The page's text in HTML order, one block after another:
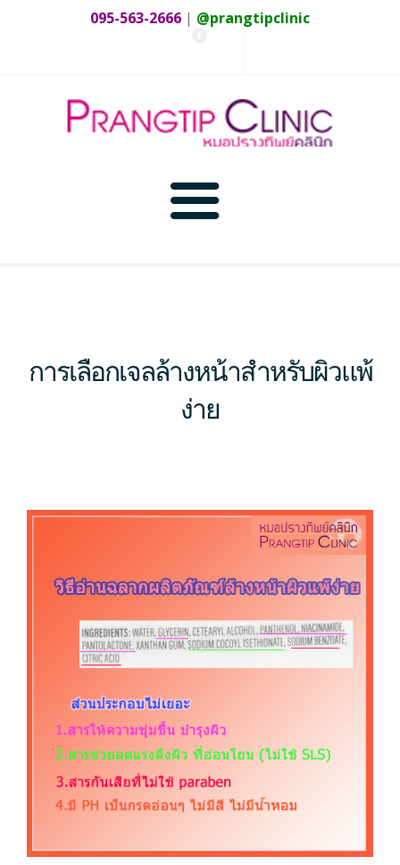
095-563-2666 | @prangtipclinic
ไฮฟู (Hifu Lifting)
มินิเทอร์มาจ (Mini Thermage) New!!
กระชับสัดส่วน (RF Slimming)
เลเซอร์กำจัดขน (Hair Removal)
โปรแกรมเติมเต็ม รอยร่องลึก
hifu กับการลดไขมันส่วนเกิน
การเลือกเจลล้างหน้าสำหรับผิวแพ้ง่าย
คลื่นวิทยุ 2 ประโยชน์ ใน 1 เดียว ลดริ้วรอยและสิว
ทีมงาน
ห้องรูปภาพ
ลูกค้าของเรา
การเลือกเจลล้างหน้าสำหรับผิวแพ้
ง่าย